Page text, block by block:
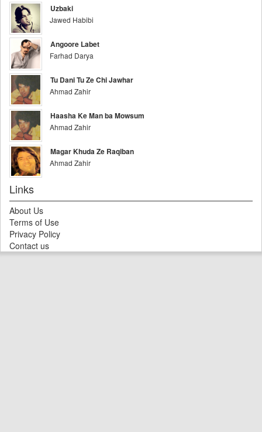
Uzbaki
Jawed Habibi
Angoore Labet
Farhad Darya
Tu Dani Tu Ze Chi Jawhar
Ahmad Zahir
Haasha Ke Man ba Mowsum
Ahmad Zahir
Magar Khuda Ze Raqiban
Ahmad Zahir
Links
About Us
Terms of Use
Privacy Policy
Contact us